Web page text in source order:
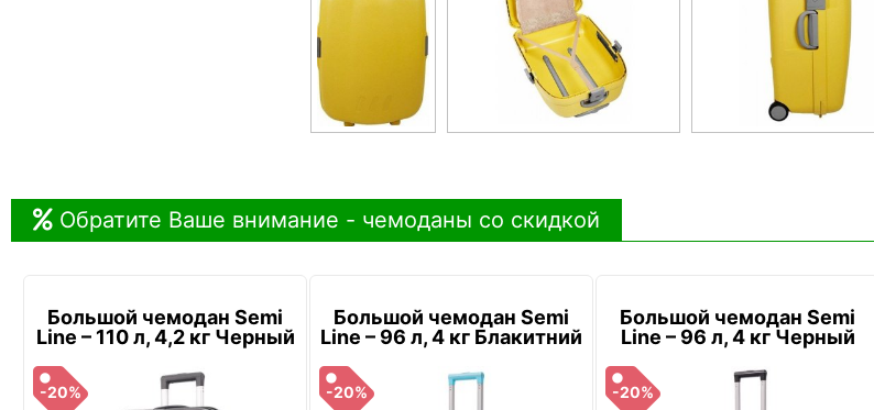
Обратите Ваше внимание - чемоданы со скидкой
Большой чемодан Semi
Line – 110 л, 4,2 кг Черный
-20%
Большой чемодан Semi
Line – 96 л, 4 кг Блакитний
-20%
Большой чемодан Semi
Line – 96 л, 4 кг Черный
-20%